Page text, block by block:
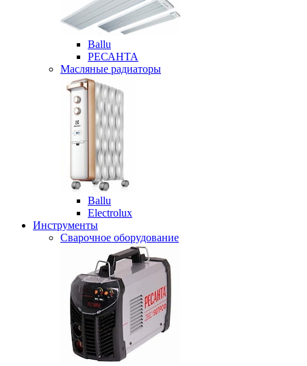
Ballu
РЕСАНТА
Масляные радиаторы
Ballu
Electrolux
Инструменты
Сварочное оборудование